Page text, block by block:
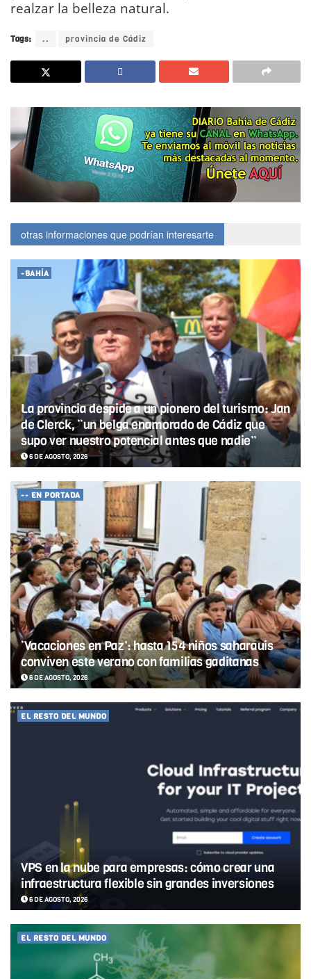
realzar la belleza natural.
Tags: .. provincia de Cádiz
otras informaciones que podrían interesarte
-BAHÍA
La provincia despide a un pionero del turismo: Jan
de Clerck, “un belga enamorado de Cádiz que
supo ver nuestro potencial antes que nadie”
6 DE AGOSTO, 2026
-- EN PORTADA
‘Vacaciones en Paz’: hasta 154 niños saharauis
conviven este verano con familias gaditanas
6 DE AGOSTO, 2026
EL RESTO DEL MUNDO
VPS en la nube para empresas: cómo crear una
infraestructura flexible sin grandes inversiones
6 DE AGOSTO, 2026
EL RESTO DEL MUNDO